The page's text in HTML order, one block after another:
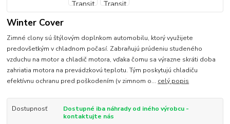
Winter Cover
Zimné clony sú štýlovým doplnkom automobilu, ktorý využijete
predovšetkým v chladnom počasí. Zabraňujú prúdeniu studeného
vzduchu na motor a chladič motora, vďaka čomu sa výrazne skráti doba
zahriatia motora na prevádzkovú teplotu. Tým poskytujú chladiču
efektívnu ochranu pred poškodením (v zimnom o... celý popis
Dostupnosť
Dostupné iba náhrady od iného výrobcu -
kontaktujte nás